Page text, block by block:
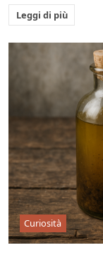
Leggi di più
Curiosità